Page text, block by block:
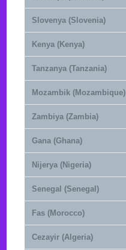
Slovenya (Slovenia)
Kenya (Kenya)
Tanzanya (Tanzania)
Mozambik (Mozambique)
Zambiya (Zambia)
Gana (Ghana)
Nijerya (Nigeria)
Senegal (Senegal)
Fas (Morocco)
Cezayir (Algeria)